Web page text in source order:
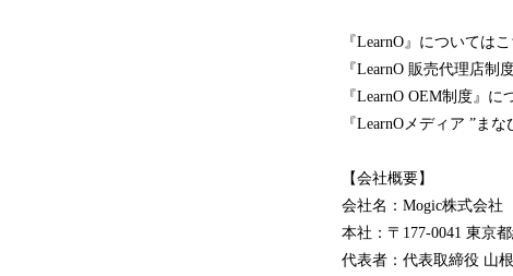
『LearnO』については
『LearnO 販売代理店制
『LearnO OEM制度』
『LearnOメディア ”ま
【会社概要】
会社名：Mogic株式会社
本社：〒177-0041 東京
代表者：代表取締役 山